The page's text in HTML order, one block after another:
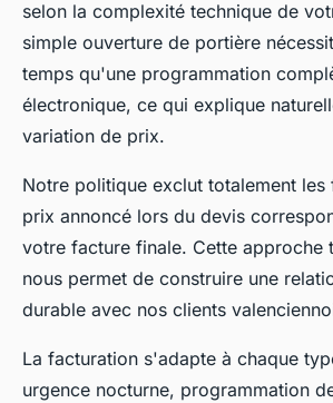
selon la complexité technique de
simple ouverture de portière
temps qu'une programmation
électronique, ce qui explique
variation de prix.
Notre politique exclut totalement les
prix annoncé lors du devis
votre facture finale. Cette approche
nous permet de construire une
durable avec nos clients
La facturation s'adapte à chaque
urgence nocturne, programmation